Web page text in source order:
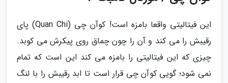
این فیتالیتی واقعا بامزه است! کوآن چی (Quan Chi) پای
رقیبش را می کند و آن را چون چماق روی پیکرش می کوبد.
چیزی که این فیتالیتی را بامزه می کند این است که تمام
نمی شود؛ گویی کوآن چی قرار است تا ابد رقیبش را با لنگ